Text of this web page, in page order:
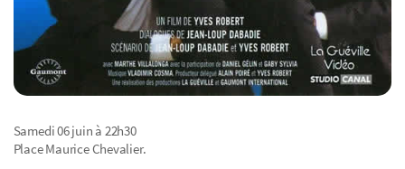
Samedi 06 juin à 22h30
Place Maurice Chevalier.